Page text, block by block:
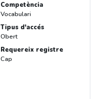
Competència
Vocabulari
Tipus d'accés
Obert
Requereix registre
Cap